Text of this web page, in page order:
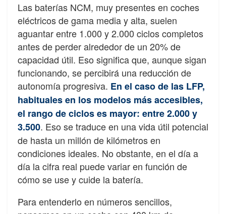
Las baterías NCM, muy presentes en coches
eléctricos de gama media y alta, suelen
aguantar entre 1.000 y 2.000 ciclos completos
antes de perder alrededor de un 20% de
capacidad útil. Eso significa que, aunque sigan
funcionando, se percibirá una reducción de
autonomía progresiva. En el caso de las LFP,
habituales en los modelos más accesibles,
el rango de ciclos es mayor: entre 2.000 y
3.500. Eso se traduce en una vida útil potencial
de hasta un millón de kilómetros en
condiciones ideales. No obstante, en el día a
día la cifra real puede variar en función de
cómo se use y cuide la batería.
Para entenderlo en números sencillos,